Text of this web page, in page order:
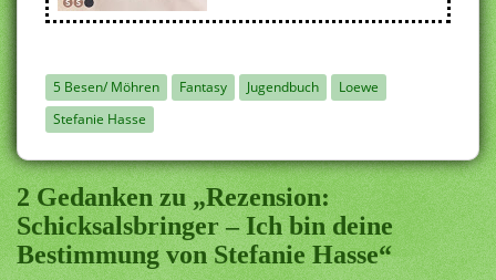
5 Besen/ Möhren Fantasy Jugendbuch
Loewe
Stefanie Hasse
2 Gedanken zu „Rezension:
Schicksalsbringer – Ich bin deine
Bestimmung von Stefanie Hasse“